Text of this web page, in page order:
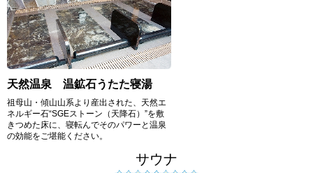
天然温泉 温鉱石うたた寝湯
祖母山・傾山山系より産出された、天然エ
ネルギー石“SGEストーン（天降石）”を敷
きつめた床に、寝転んでそのパワーと温泉
の効能をご堪能ください。
サウナ